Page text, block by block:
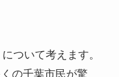
について考えます。
の千葉市民が驚